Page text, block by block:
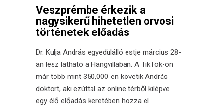
Veszprémbe érkezik a
nagysikerű hihetetlen orvosi
történetek előadás
Dr. Kulja András egyedülálló estje március 28-
án lesz látható a Hangvillában. A TikTok-on
már több mint 350,000-en követik András
doktort, aki ezúttal az online térből kilépve
egy élő előadás keretében hozza el